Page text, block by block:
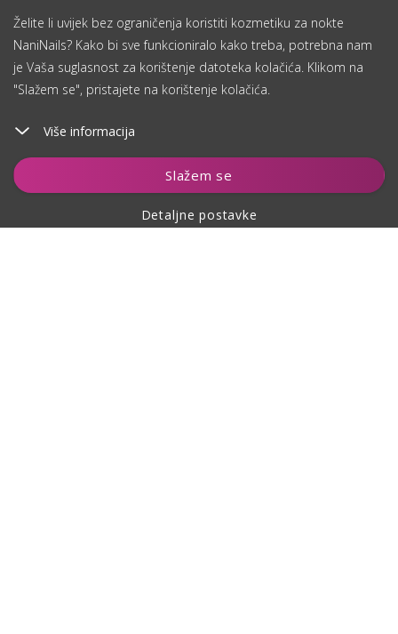
Želite li uvijek bez ograničenja koristiti kozmetiku za nokte
NaniNails? Kako bi sve funkcioniralo kako treba, potrebna nam
je Vaša suglasnost za korištenje datoteka kolačića. Klikom na
"Slažem se", pristajete na korištenje kolačića.
Više informacija
Slažem se
Detaljne postavke
Čuvaj